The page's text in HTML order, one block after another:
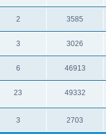
2 3585
3 3026
6 46913
23 49332
3 2703